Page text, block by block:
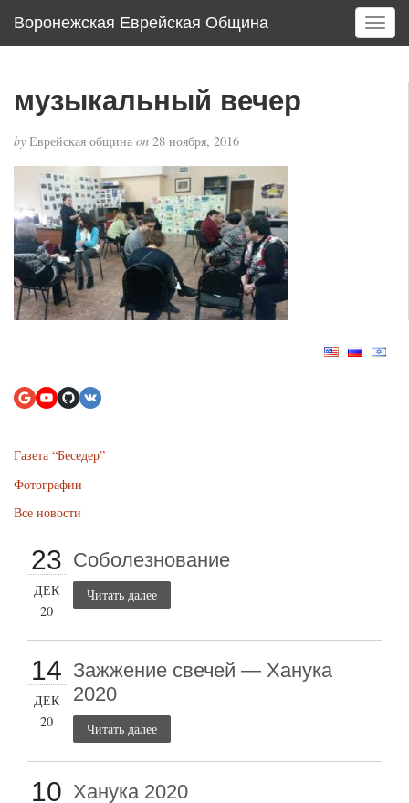
Воронежская Еврейская Община
T
o
музыкальный вечер
by Еврейская община on 28 ноября, 2016
Газета “Беседер”
Фотографии
Все новости
23
ДЕК
20
Соболезнование
Читать далее
14
ДЕК
20
Зажжение свечей — Ханука
2020
Читать далее
10 Ханука 2020